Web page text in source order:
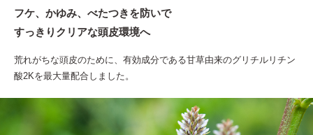
フケ、かゆみ、べたつきを防いで
すっきりクリアな頭皮環境へ
荒れがちな頭皮のために、有効成分である甘草由来のグリチルリチン
酸2Kを最大量配合しました。